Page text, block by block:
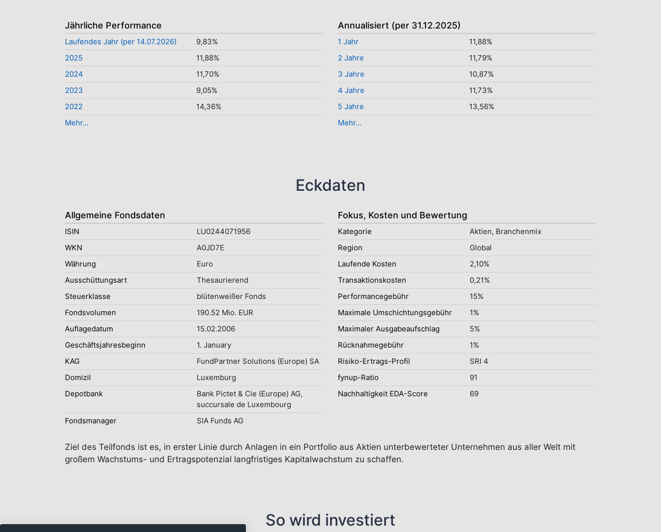
Jährliche Performance
Laufendes Jahr (per 14.07.2026)
9,83%
2025
11,88%
2024
11,70%
2023
9,05%
2022
14,36%
Mehr...
Annualisiert (per 31.12.2025)
1 Jahr
11,88%
2 Jahre
11,79%
3 Jahre
10,87%
4 Jahre
11,73%
5 Jahre
13,56%
Mehr...
Eckdaten
Allgemeine Fondsdaten
ISIN
LU0244071956
WKN
A0JD7E
Währung
Euro
Ausschüttungsart
Thesaurierend
Steuerklasse
blütenweißer Fonds
Fondsvolumen
190.52 Mio. EUR
Auflagedatum
15.02.2006
Geschäftsjahresbeginn
1. January
KAG
FundPartner Solutions (Europe) SA
Domizil
Luxemburg
Depotbank
Bank Pictet & Cie (Europe) AG,
succursale de Luxembourg
Fondsmanager
SIA Funds AG
Fokus, Kosten und Bewertung
Kategorie
Aktien, Branchenmix
Region
Global
Laufende Kosten
2,10%
Transaktionskosten
0,21%
Performancegebühr
15%
Maximale Umschichtungsgebühr
1%
Maximaler Ausgabeaufschlag
5%
Rücknahmegebühr
1%
Risiko-Ertrags-Profil
SRI 4
fynup-Ratio
91
Nachhaltigkeit EDA-Score
69
Ziel des Teilfonds ist es, in erster Linie durch Anlagen in ein Portfolio aus Aktien unterbewerteter Unternehmen aus aller Welt mit
großem Wachstums- und Ertragspotenzial langfristiges Kapitalwachstum zu schaffen.
So wird investiert